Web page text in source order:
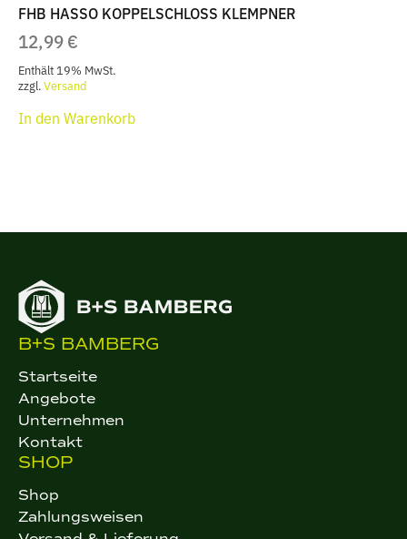
FHB HASSO KOPPELSCHLOSS KLEMPNER
12,99€
Enthält 19% MwSt.
zzgl.Versand
In den Warenkorb
B+S BAMBERG
Startseite
Angebote
Unternehmen
Kontakt
SHOP
Shop
Zahlungsweisen